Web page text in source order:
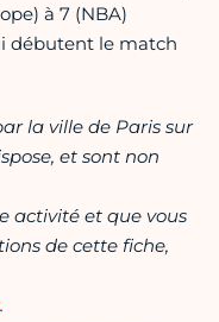
à 7 (NBA)
débutent le match
la ville de Paris sur
et sont non
activité et que vous
de cette fiche,
.